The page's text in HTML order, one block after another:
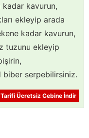
kadar kavurun,
ekleyip arada
kadar kavurun,
tuzunu ekleyip
biber serpebilirsiniz.
Ücretsiz Cebine İndir